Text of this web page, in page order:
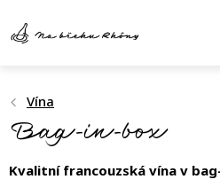
obsah
Vína
Bag-in-box
Kvalitní francouzská vína v